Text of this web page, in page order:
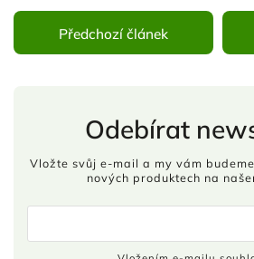
Předchozí článek
Odebírat
Vložte svůj e-mail a my vám
nových produktech na